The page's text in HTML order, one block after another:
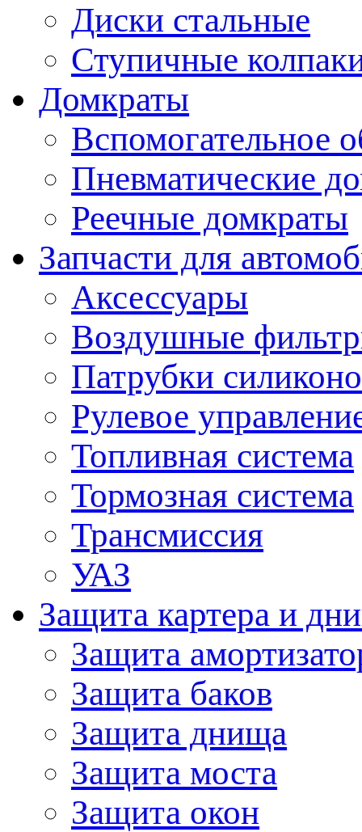
Диски стальные
Ступичные
Домкраты
Вспомогательное
Пневматические
Реечные домкраты
Запчасти для
Аксессуары
Воздушные
Патрубки
Рулевое
Топливная система
Тормозная система
Трансмиссия
УАЗ
Защита картера и
Защита
Защита баков
Защита днища
Защита моста
Защита окон